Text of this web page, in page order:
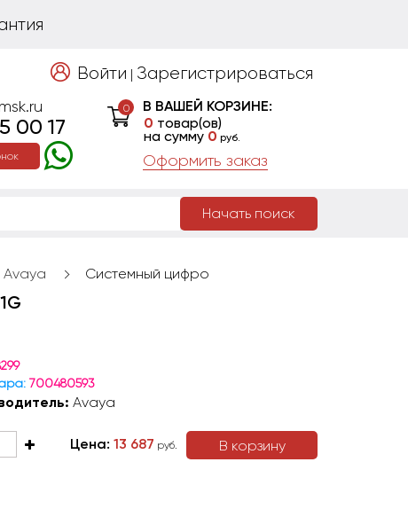
Войти | Зарегистрироваться
00 17
0
В ВАШЕЙ КОРЗИНЕ:
0 товар(ов)
на сумму 0 руб.
Оформить заказ
Начать поиск
Avaya Системный цифро
700480593
Avaya
В корзину
Цена: 13 687 руб.